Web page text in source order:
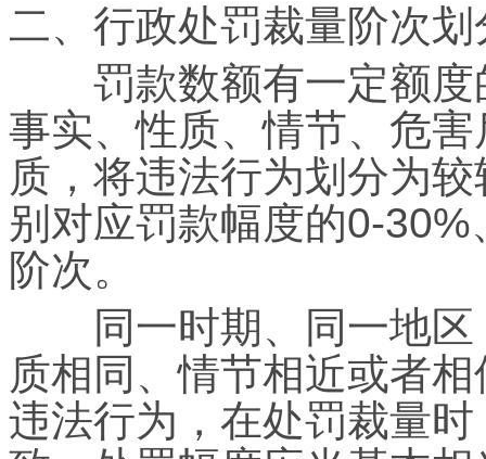
二、行政处罚裁量阶次划
罚款数额有一定额度
事实、性质、情节、危
质，将违法行为划分为
别对应罚款幅度的0-
阶次。
同一时期、同一地区
质相同、情节相近或者
违法行为，在处罚裁量